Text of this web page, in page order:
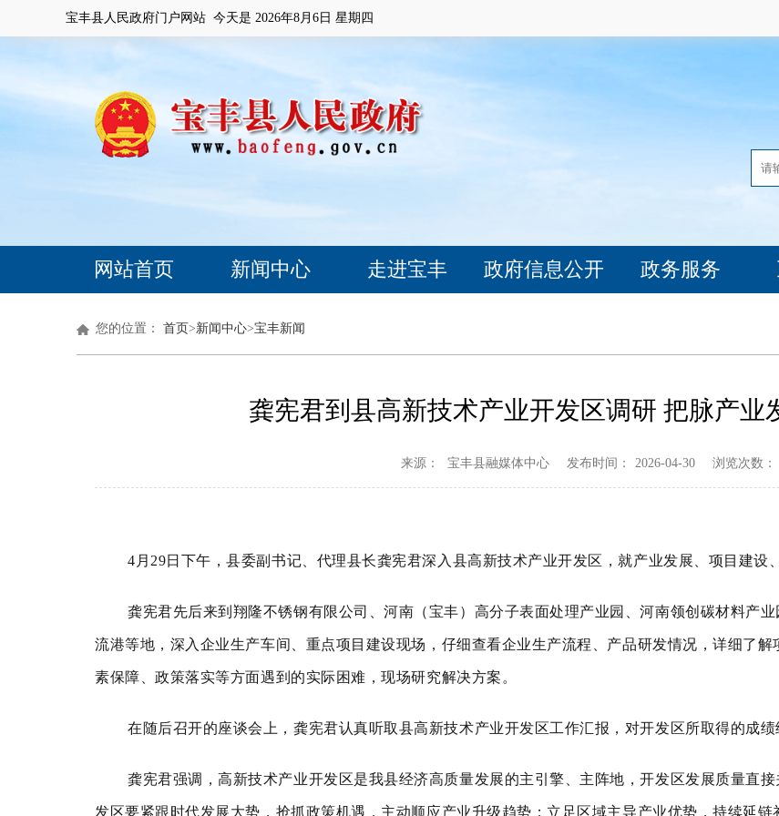
宝丰县人民政府门户网站 今天是 2026年8月6日 星期四
网站首页 新闻中心 走进宝丰 政府信息公开 政务服务
您的位置： 首页>新闻中心>宝丰新闻
龚宪君到县高新技术产业开发区调研 把脉产业
来源： 宝丰县融媒体中心 发布时间： 2026-04-30 浏览次数：
4月29日下午，县委副书记、代理县长龚宪君深入县高新技术产业开发区，就产业发展、项目建设
龚宪君先后来到翔隆不锈钢有限公司、河南（宝丰）高分子表面处理产业园、河南领创碳材料产
流港等地，深入企业生产车间、重点项目建设现场，仔细查看企业生产流程、产品研发情况，详细了
素保障、政策落实等方面遇到的实际困难，现场研究解决方案。
在随后召开的座谈会上，龚宪君认真听取县高新技术产业开发区工作汇报，对开发区所取得的成绩
龚宪君强调，高新技术产业开发区是我县经济高质量发展的主引擎、主阵地，开发区发展质量直
发区要紧跟时代发展大势，抢抓政策机遇，主动顺应产业升级趋势；立足区域主导产业优势，持续延